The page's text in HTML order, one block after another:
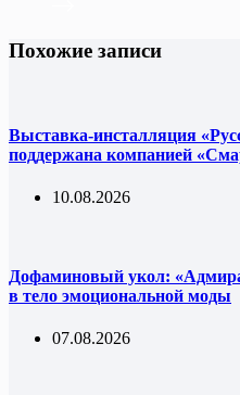
Похожие записи
Выставка-инсталляция
поддержана компанией
10.08.2026
Дофаминовый укол:
в тело эмоциональной моды
07.08.2026